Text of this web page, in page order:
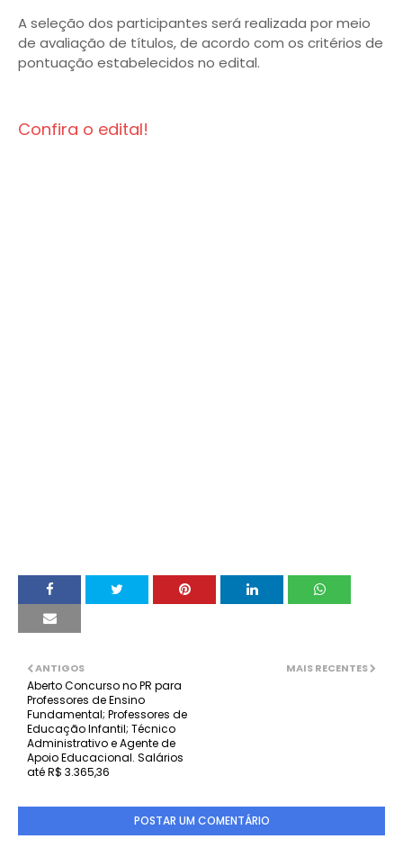
A seleção dos participantes será realizada por meio
de avaliação de títulos, de acordo com os critérios de
pontuação estabelecidos no edital.
Confira o edital!
MAIS RECENTES
ANTIGOS
Aberto Concurso no PR para
Professores de Ensino
Fundamental; Professores de
Educação Infantil; Técnico
Administrativo e Agente de
Apoio Educacional. Salários
até R$ 3.365,36
POSTAR UM COMENTÁRIO